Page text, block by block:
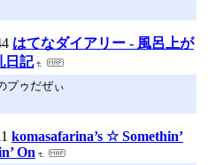
はてなダイアリー - 風呂上が
日記
プゥだぜぃ
komasafarina’s ☆ Somethin’
On